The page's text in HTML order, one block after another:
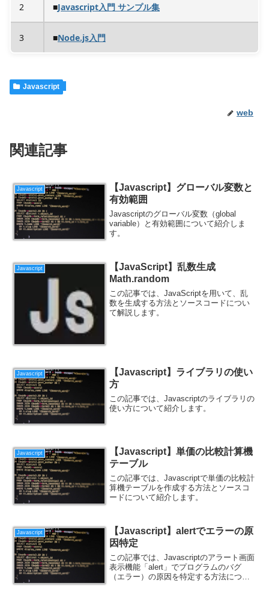
2 ■Javascript入門 サンプル集
3 ■Node.js入門
Javascript
web
関連記事
Javascript
【Javascript】グローバル変数と
有効範囲
Javascriptのグローバル変数（global
variable）と有効範囲について紹介しま
す。
Javascript
【JavaScript】乱数生成
Math.random
この記事では、JavaScriptを用いて、乱
数を生成する方法とソースコードについ
て解説します。
Javascript
【Javascript】ライブラリの使い
方
この記事では、Javascriptのライブラリの
使い方について紹介します。
Javascript
【Javascript】単価の比較計算機
テーブル
この記事では、Javascriptで単価の比較計
算機テーブルを作成する方法とソースコ
ードについて紹介します。
Javascript
【Javascript】alertでエラーの原
因特定
この記事では、Javascriptのアラート画面
表示機能「alert」でプログラムのバグ
（エラー）の原因を特定する方法につい